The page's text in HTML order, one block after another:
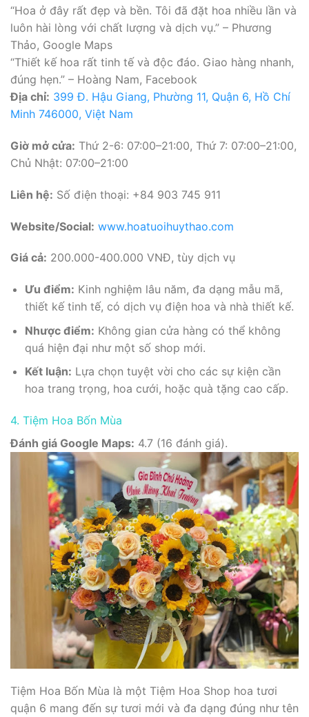
“Hoa ở đây rất đẹp và bền. Tôi đã đặt hoa nhiều lần và
luôn hài lòng với chất lượng và dịch vụ.” – Phương
Thảo, Google Maps
“Thiết kế hoa rất tinh tế và độc đáo. Giao hàng nhanh,
đúng hẹn.” – Hoàng Nam, Facebook
Địa chỉ: 399 Đ. Hậu Giang, Phường 11, Quận 6, Hồ Chí
Minh 746000, Việt Nam
Giờ mở cửa: Thứ 2-6: 07:00–21:00, Thứ 7: 07:00–21:00,
Chủ Nhật: 07:00–21:00
Liên hệ: Số điện thoại: +84 903 745 911
Website/Social: www.hoatuoihuythao.com
Giá cả: 200.000-400.000 VNĐ, tùy dịch vụ
Ưu điểm: Kinh nghiệm lâu năm, đa dạng mẫu mã,
thiết kế tinh tế, có dịch vụ điện hoa và nhà thiết kế.
Nhược điểm: Không gian cửa hàng có thể không
quá hiện đại như một số shop mới.
Kết luận: Lựa chọn tuyệt vời cho các sự kiện cần
hoa trang trọng, hoa cưới, hoặc quà tặng cao cấp.
4. Tiệm Hoa Bốn Mùa
Đánh giá Google Maps: 4.7 (16 đánh giá).
Tiệm Hoa Bốn Mùa là một Tiệm Hoa Shop hoa tươi
quận 6 mang đến sự tươi mới và đa dạng đúng như tên